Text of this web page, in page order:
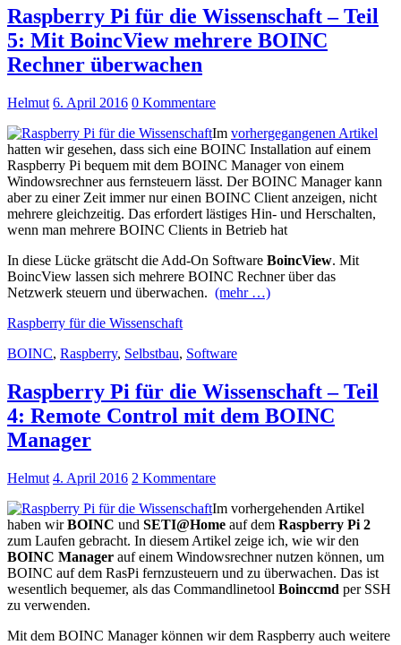
Raspberry Pi für die Wissenschaft – Teil
5: Mit BoincView mehrere BOINC
Rechner überwachen
Helmut 6. April 2016 0 Kommentare
Im vorhergegangenen Artikel
hatten wir gesehen, dass sich eine BOINC Installation auf einem
Raspberry Pi bequem mit dem BOINC Manager von einem
Windowsrechner aus fernsteuern lässt. Der BOINC Manager kann
aber zu einer Zeit immer nur einen BOINC Client anzeigen, nicht
mehrere gleichzeitig. Das erfordert lästiges Hin- und Herschalten,
wenn man mehrere BOINC Clients in Betrieb hat
In diese Lücke grätscht die Add-On Software BoincView. Mit
BoincView lassen sich mehrere BOINC Rechner über das
Netzwerk steuern und überwachen. (mehr …)
Raspberry für die Wissenschaft
BOINC, Raspberry, Selbstbau, Software
Raspberry Pi für die Wissenschaft – Teil
4: Remote Control mit dem BOINC
Manager
Helmut 4. April 2016 2 Kommentare
Im vorhergehenden Artikel
haben wirBOINC und SETI@Home auf dem Raspberry Pi 2
zum Laufen gebracht. In diesem Artikel zeige ich, wie wir den
BOINC Manager auf einem Windowsrechner nutzen können, um
BOINC auf dem RasPi fernzusteuern und zu überwachen. Das ist
wesentlich bequemer, als das Commandlinetool Boinccmd per SSH
zu verwenden.
Mit dem BOINC Manager können wir dem Raspberry auch weitere